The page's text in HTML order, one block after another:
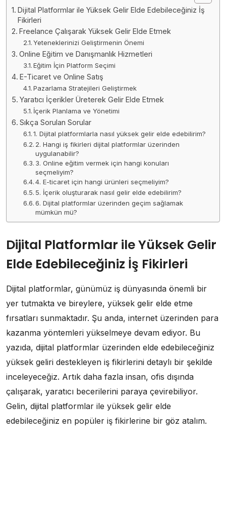
Dijital Platformlar ile Yüksek Gelir Elde Edebileceğiniz İş
Fikirleri
Freelance Çalışarak Yüksek Gelir Elde Etmek
Yeteneklerinizi Geliştirmenin Önemi
Online Eğitim ve Danışmanlık Hizmetleri
Eğitim İçin Platform Seçimi
E-Ticaret ve Online Satış
Pazarlama Stratejileri Geliştirmek
Yaratıcı İçerikler Üreterek Gelir Elde Etmek
İçerik Planlama ve Yönetimi
Sıkça Sorulan Sorular
1. Dijital platformlarla nasıl yüksek gelir elde edebilirim?
2. Hangi iş fikirleri dijital platformlar üzerinden
uygulanabilir?
3. Online eğitim vermek için hangi konuları
seçmeliyim?
4. E-ticaret için hangi ürünleri seçmeliyim?
5. İçerik oluşturarak nasıl gelir elde edebilirim?
6. Dijital platformlar üzerinden geçim sağlamak
mümkün mü?
Dijital Platformlar ile Yüksek Gelir
Elde Edebileceğiniz İş Fikirleri
Dijital platformlar, günümüz iş dünyasında önemli bir
yer tutmakta ve bireylere, yüksek gelir elde etme
fırsatları sunmaktadır. Şu anda, internet üzerinden para
kazanma yöntemleri yükselmeye devam ediyor. Bu
yazıda, dijital platformlar üzerinden elde edebileceğiniz
yüksek geliri destekleyen iş fikirlerini detaylı bir şekilde
inceleyeceğiz. Artık daha fazla insan, ofis dışında
çalışarak, yaratıcı becerilerini paraya çevirebiliyor.
Gelin, dijital platformlar ile yüksek gelir elde
edebileceğiniz en popüler iş fikirlerine bir göz atalım.